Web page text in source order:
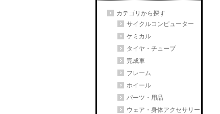
カテゴリから探す
サイクルコンピューター
ケミカル
タイヤ・チューブ
完成車
フレーム
ホイール
パーツ・用品
ウェア・身体アクセサリー